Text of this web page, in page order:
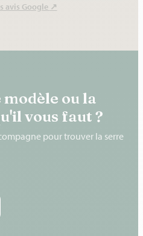
avis Google ↗
ou la
vous faut ?
pour trouver la serre